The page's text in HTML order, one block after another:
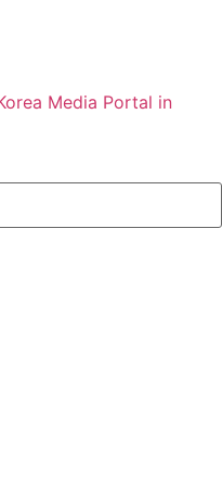
Media Portal in